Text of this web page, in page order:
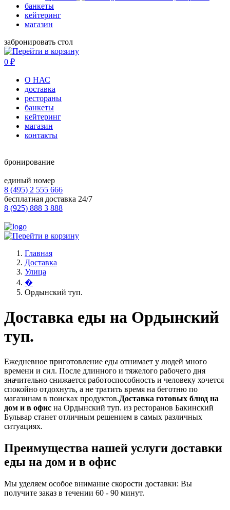
банкеты
кейтеринг
магазин
забронировать стол
0 ₽
О НАС
доставка
рестораны
банкеты
кейтеринг
магазин
контакты
бронирование
единый номер
8 (495) 2 555 666
бесплатная доставка 24/7
8 (925) 888 3 888
Главная
Доставка
Улица
�
Ордынский туп.
Доставка еды на Ордынский
туп.
Ежедневное приготовление еды отнимает у людей много
времени и сил. После длинного и тяжелого рабочего дня
значительно снижается работоспособность и человеку хочется
спокойно отдохнуть, а не тратить время на беготню по
магазинам в поисках продуктов.Доставка готовых блюд на
дом и в офис на Ордынский туп. из ресторанов Бакинский
Бульвар станет отличным решением в самых различных
ситуациях.
Преимущества нашей услуги доставки
еды на дом и в офис
Мы уделяем особое внимание скорости доставки: Вы
получите заказ в течении 60 - 90 минут.